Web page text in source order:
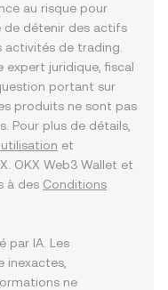
au risque pour
de détenir des actifs
activités de trading.
expert juridique, fiscal
portant sur
produits ne sont pas
Pour plus de détails,
et
OKX Web3 Wallet et
à des Conditions
par IA. Les
inexactes,
ne